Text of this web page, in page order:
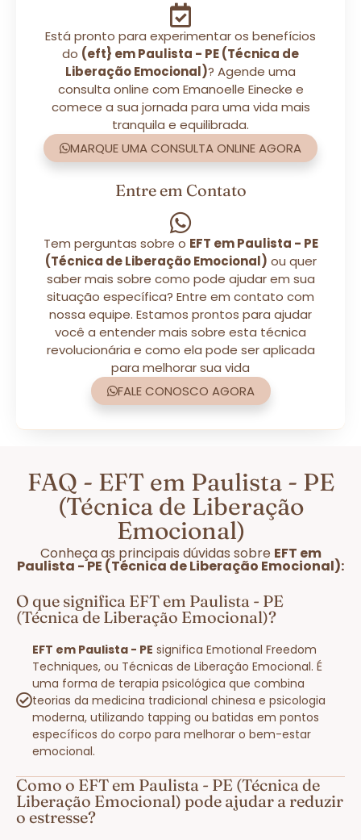
Está pronto para experimentar os benefícios
do (eft} em Paulista - PE (Técnica de
Liberação Emocional)? Agende uma
consulta online com Emanoelle Einecke e
comece a sua jornada para uma vida mais
tranquila e equilibrada.
MARQUE UMA CONSULTA ONLINE AGORA
Entre em Contato
Tem perguntas sobre o EFT em Paulista - PE
(Técnica de Liberação Emocional) ou quer
saber mais sobre como pode ajudar em sua
situação específica? Entre em contato com
nossa equipe. Estamos prontos para ajudar
você a entender mais sobre esta técnica
revolucionária e como ela pode ser aplicada
para melhorar sua vida
FALE CONOSCO AGORA
FAQ - EFT em Paulista - PE
(Técnica de Liberação
Emocional)
Conheça as principais dúvidas sobre EFT em
Paulista - PE (Técnica de Liberação Emocional):
O que significa EFT em Paulista - PE
(Técnica de Liberação Emocional)?
EFT em Paulista - PE significa Emotional Freedom
Techniques, ou Técnicas de Liberação Emocional. É
uma forma de terapia psicológica que combina
teorias da medicina tradicional chinesa e psicologia
moderna, utilizando tapping ou batidas em pontos
específicos do corpo para melhorar o bem-estar
emocional.
Como o EFT em Paulista - PE (Técnica de
Liberação Emocional) pode ajudar a reduzir
o estresse?